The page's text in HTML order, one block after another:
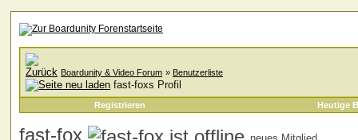
Boardunity & Video Forum » Benutzerliste
fast-foxs Profil
Registrieren Heutige
fast-fox